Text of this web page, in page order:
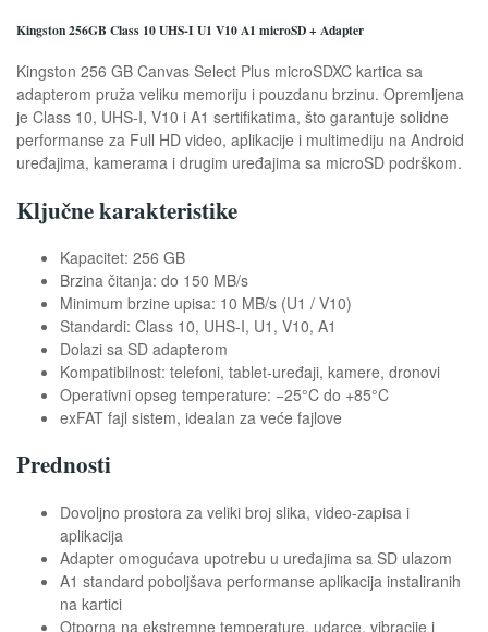
Kingston 256GB Class 10 UHS-I U1 V10 A1 microSD + Adapter
Kingston 256 GB Canvas Select Plus microSDXC kartica sa
adapterom pruža veliku memoriju i pouzdanu brzinu. Opremljena
je Class 10, UHS-I, V10 i A1 sertifikatima, što garantuje solidne
performanse za Full HD video, aplikacije i multimediju na Android
uređajima, kamerama i drugim uređajima sa microSD podrškom.
Ključne karakteristike
Kapacitet: 256 GB
Brzina čitanja: do 150 MB/s
Minimum brzine upisa: 10 MB/s (U1 / V10)
Standardi: Class 10, UHS-I, U1, V10, A1
Dolazi sa SD adapterom
Kompatibilnost: telefoni, tablet-uređaji, kamere, dronovi
Operativni opseg temperature: −25°C do +85°C
exFAT fajl sistem, idealan za veće fajlove
Prednosti
Dovoljno prostora za veliki broj slika, video-zapisa i
aplikacija
Adapter omogućava upotrebu u uređajima sa SD ulazom
A1 standard poboljšava performanse aplikacija instaliranih
na kartici
Otporna na ekstremne temperature, udarce, vibracije i